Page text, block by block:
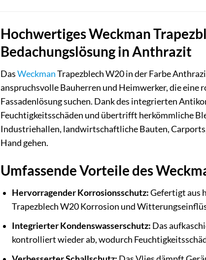
Hochwertiges Weckman
Bedachungslösung in Anthrazit
DasWeckmanTrapezblech W20 in der Farbe
anspruchsvolle Bauherren und Heimwerker, die eine
Fassadenlösung suchen. Dank des integrierten
Feuchtigkeitsschäden und übertrifft herkömmliche
Industriehallen, landwirtschaftliche Bauten,
Hand gehen.
Umfassende Vorteile des
Hervorragender Korrosionsschutz:Gefertigt aus
Trapezblech W20 Korrosion und
Integrierter Kondenswasserschutz: Das
kontrolliert wieder ab, wodurch